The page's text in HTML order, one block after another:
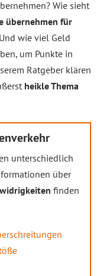
Wie sieht
übernehmen für
wie viel Geld
um Punkte in
Ratgeber klären
heikle Thema
unterschiedlich
über
finden